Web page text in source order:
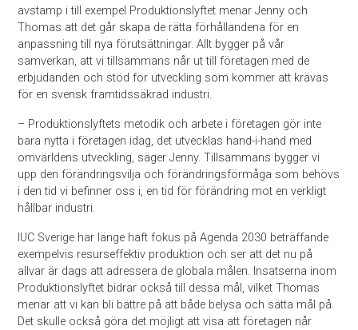
avstamp i till exempel Produktionslyftet menar Jenny och
Thomas att det går skapa de rätta förhållandena för en
anpassning till nya förutsättningar. Allt bygger på vår
samverkan, att vi tillsammans når ut till företagen med de
erbjudanden och stöd för utveckling som kommer att krävas
för en svensk framtidssäkrad industri.
– Produktionslyftets metodik och arbete i företagen gör inte
bara nytta i företagen idag, det utvecklas hand-i-hand med
omvärldens utveckling, säger Jenny. Tillsammans bygger vi
upp den förändringsvilja och förändringsförmåga som behövs
i den tid vi befinner oss i, en tid för förändring mot en verkligt
hållbar industri.
IUC Sverige har länge haft fokus på Agenda 2030 beträffande
exempelvis resurseffektiv produktion och ser att det nu på
allvar är dags att adressera de globala målen. Insatserna inom
Produktionslyftet bidrar också till dessa mål, vilket Thomas
menar att vi kan bli bättre på att både belysa och sätta mål på.
Det skulle också göra det möjligt att visa att företagen når